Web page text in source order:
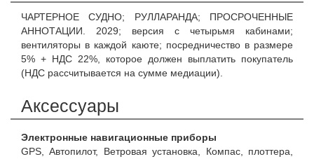
ЧАРТЕРНОЕ СУДНО; РУЛЛАРАНДА; ПРОСРОЧЕННЫЕ
АННОТАЦИИ. 2029; версия с четырьмя кабинами;
вентиляторы в каждой каюте; посредничество в размере
5% + НДС 22%, которое должен выплатить покупатель
(НДС рассчитывается на сумме медиации).
Аксессуары
Электронные навигационные приборы
GPS, Автопилот, Ветровая установка, Компас, плоттера,